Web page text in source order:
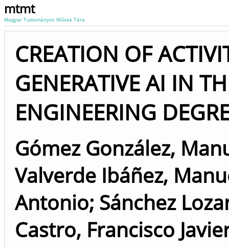
mtmt
Magyar Tudományos Művek Tára
CREATION OF
GENERATIVE AI IN
ENGINEERING
Gómez González,
Valverde Ibáñez,
Antonio; Sánchez
Castro, Francisco